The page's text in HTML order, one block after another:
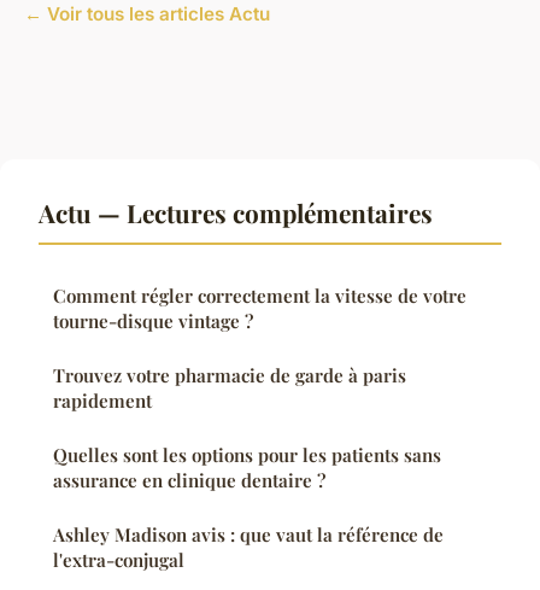
← Voir tous les articles Actu
Actu — Lectures complémentaires
Comment régler correctement la vitesse de votre
tourne-disque vintage ?
Trouvez votre pharmacie de garde à paris
rapidement
Quelles sont les options pour les patients sans
assurance en clinique dentaire ?
Ashley Madison avis : que vaut la référence de
l'extra-conjugal